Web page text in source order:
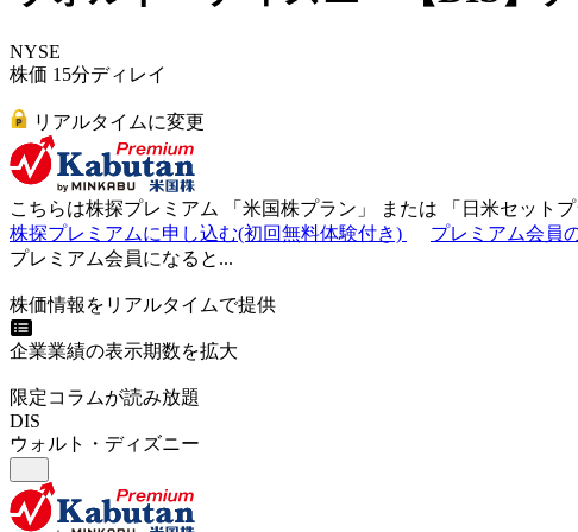
NYSE
株価 15分ディレイ
リアルタイムに変更
こちらは株探プレミアム 「 米国株プラン 」 または 「 日米セット
株探プレミアムに申し込む(初回無料体験付き)
プレミアム会員
プレミアム会員になると...
株価情報をリアルタイムで提供
企業業績の表示期数を拡大
限定コラムが読み放題
DIS
ウォルト・ディズニー